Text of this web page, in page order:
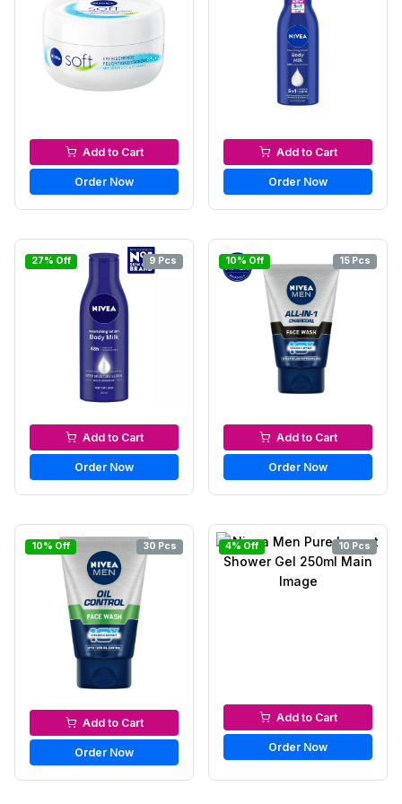
Moisturizers & Cream
Add to Cart
Order Now
Body lotion
Add to Cart
Order Now
27% Off 9 Pcs
Body lotion
Add to Cart
Order Now
10% Off 15 Pcs
Men’s Face Wash
Add to Cart
Order Now
10% Off 30 Pcs
Men’s Face Wash
Add to Cart
Order Now
4% Off 10 Pcs
Men’s Body Care
Add to Cart
Order Now